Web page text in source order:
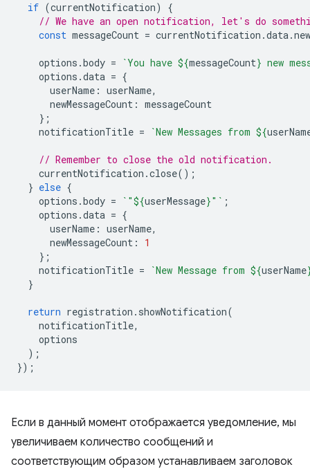
if (currentNotification)
{
// We have an open notification, let's do
const messageCount = currentNotification .data.
options .body = `You have ${messageCount} new
options .data = {
userName : userName,
newMessageCount : messageCount
};
notificationTitle = `New Messages from ${
// Remember to close the old notification.
currentNotification .close();
} else {
options .body = `"${userMessage}"` ;
options .data = {
userName : userName,
newMessageCount :
1
};
notificationTitle = `New Message from ${userName
}
return registration . showNotification(
notificationTitle,
options
);
});
Если в данный момент отображается уведомление, мы
увеличиваем количество сообщений и
соответствующим образом устанавливаем заголовок